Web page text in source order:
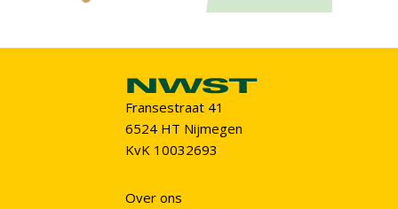
Fransestraat 41
6524 HT Nijmegen
KvK 10032693
Over ons